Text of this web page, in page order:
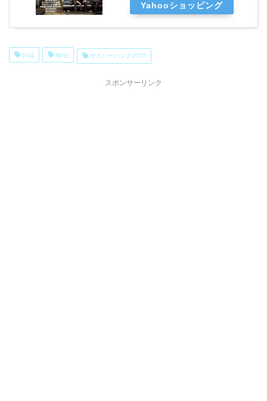
Yahooショッピング
PS4 RPG サイバーパンク2077
スポンサーリンク